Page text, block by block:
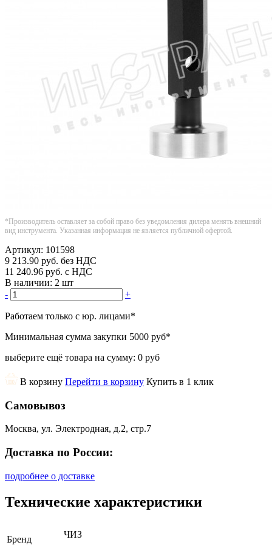
*Производитель оставляет за собой право без уведомления дилера менять внешний
вид инструмента. Указанная информация не является публичной офертой.
Артикул: 101598
9 213.90 руб. без НДС
11 240.96 руб. с НДС
В наличии: 2 шт
-
+
Работаем только с юр. лицами*
Минимальная сумма закупки 5000 руб*
выберите ещё товара на сумму: 0 руб
В корзину Перейти в корзину Купить в 1 клик
Самовывоз
Москва, ул. Электродная, д.2, стр.7
Доставка по России:
подробнее о доставке
Технические характеристики
Бренд ЧИЗ